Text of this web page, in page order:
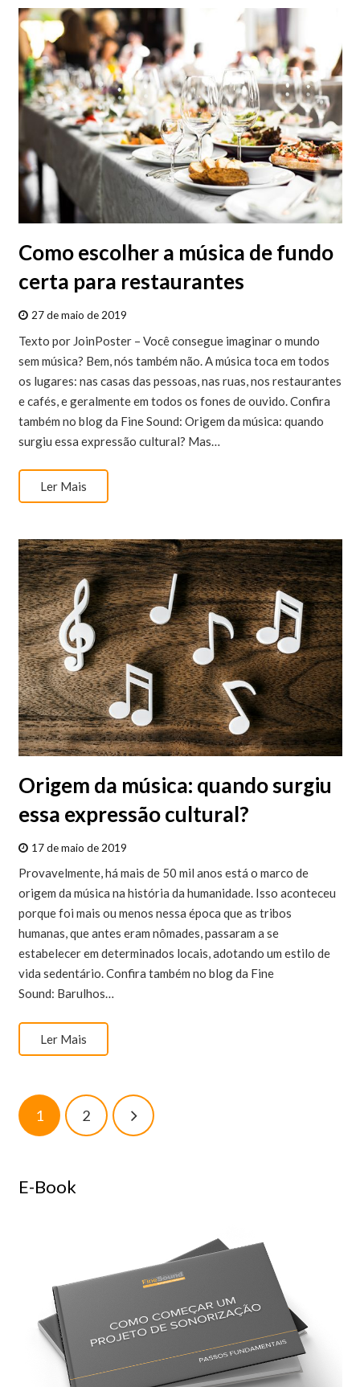
Como escolher a música de fundo
certa para restaurantes
27 de maio de 2019
Texto por JoinPoster – Você consegue imaginar o mundo
sem música? Bem, nós também não. A música toca em todos
os lugares: nas casas das pessoas, nas ruas, nos restaurantes
e cafés, e geralmente em todos os fones de ouvido. Confira
também no blog da Fine Sound: Origem da música: quando
surgiu essa expressão cultural? Mas…
Ler Mais
Origem da música: quando surgiu
essa expressão cultural?
17 de maio de 2019
Provavelmente, há mais de 50 mil anos está o marco de
origem da música na história da humanidade. Isso aconteceu
porque foi mais ou menos nessa época que as tribos
humanas, que antes eram nômades, passaram a se
estabelecer em determinados locais, adotando um estilo de
vida sedentário. Confira também no blog da Fine
Sound: Barulhos…
Ler Mais
1 2
E-Book